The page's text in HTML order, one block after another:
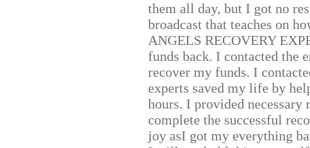
them all day, but I got no
broadcast that teaches on
ANGELS RECOVERY
funds back. I contacted the
recover my funds. I
experts saved my life by
hours. I provided
complete the successful
joy asI got my everything